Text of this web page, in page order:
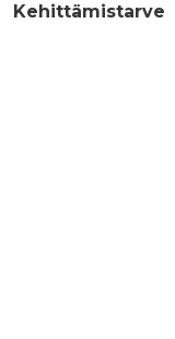
Kehittämistarve